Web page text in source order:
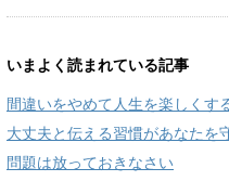
いまよく読まれている記事
間違いをやめて人生を楽しくす
大丈夫と伝える習慣があなたを
問題は放っておきなさい